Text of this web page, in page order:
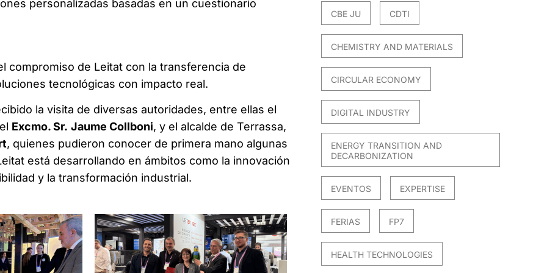
personalizadas basadas en un cuestionario
compromiso de Leitat con la transferencia de
tecnológicas con impacto real.
la visita de diversas autoridades, entre ellas el
Excmo. Sr. Jaume Collboni, y el alcalde de Terrassa,
, quienes pudieron conocer de primera mano algunas
está desarrollando en ámbitos como la innovación
y la transformación industrial.
CBE JU CDTI
CHEMISTRY AND MATERIALS
CIRCULAR ECONOMY
DIGITAL INDUSTRY
ENERGY TRANSITION AND
DECARBONIZATION
EVENTOS EXPERTISE
FERIAS FP7
HEALTH TECHNOLOGIES